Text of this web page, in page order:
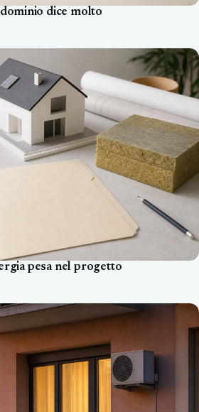
dice molto
pesa nel progetto